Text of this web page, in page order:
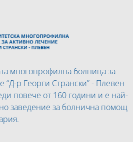
многопрофилна болница за
“Д-р Георги Странски” - Плевен
повече от 160 години и е най-
заведение за болнична помощ